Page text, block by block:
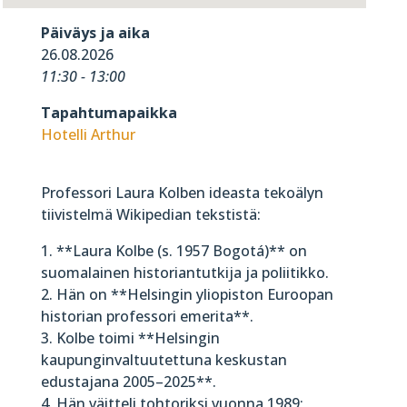
Päiväys ja aika
26.08.2026
11:30 - 13:00
Tapahtumapaikka
Hotelli Arthur
Professori Laura Kolben ideasta tekoälyn
tiivistelmä Wikipedian tekstistä:
1. **Laura Kolbe (s. 1957 Bogotá)** on
suomalainen historiantutkija ja poliitikko.
2. Hän on **Helsingin yliopiston Euroopan
historian professori emerita**.
3. Kolbe toimi **Helsingin
kaupunginvaltuutettuna keskustan
edustajana 2005–2025**.